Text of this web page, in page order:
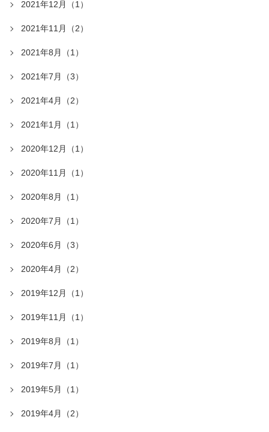
2021年12月（1）
2021年11月（2）
2021年8月（1）
2021年7月（3）
2021年4月（2）
2021年1月（1）
2020年12月（1）
2020年11月（1）
2020年8月（1）
2020年7月（1）
2020年6月（3）
2020年4月（2）
2019年12月（1）
2019年11月（1）
2019年8月（1）
2019年7月（1）
2019年5月（1）
2019年4月（2）